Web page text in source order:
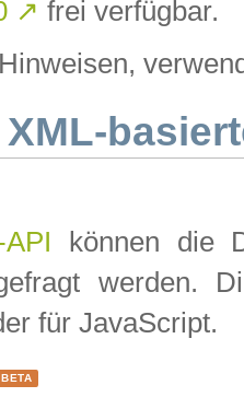
↗ frei verfügbar.
XML-
können die
werden.
für JavaScript.
BETA